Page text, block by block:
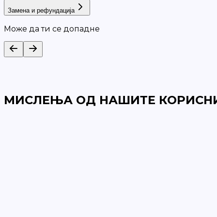
Замена и рефундација
Може да ти се допадне
МИСЛЕЊА ОД НАШИТЕ